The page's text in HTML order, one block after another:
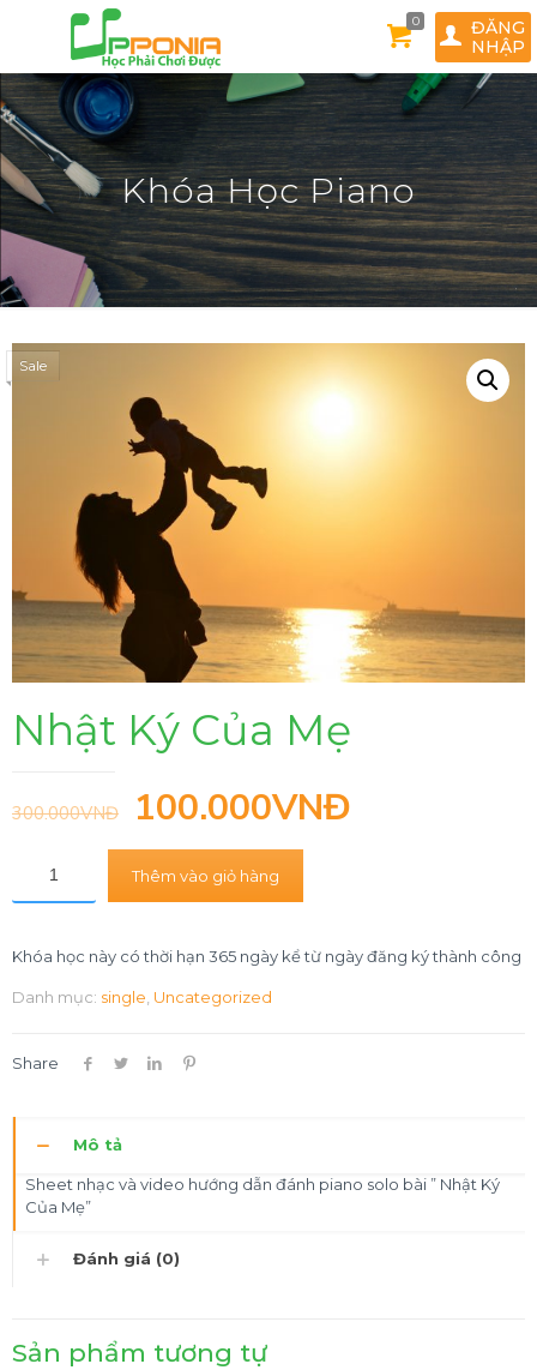
0
ĐĂNG
NHẬP
Khóa Học Piano
Sale
Nhật Ký Của Mẹ
300.000VNĐ 100.000VNĐ
Thêm vào giỏ hàng
Khóa học này có thời hạn 365 ngày kể từ ngày đăng ký thành công
Danh mục: single Uncategorized
Share
Mô tả
Sheet nhạc và video hướng dẫn đánh piano solo bài ” Nhật Ký
Của Mẹ”
Đánh giá (0)
Sản phẩm tương tự